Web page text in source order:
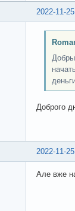
2022-11-
Доброго
2022-11-
Але вже